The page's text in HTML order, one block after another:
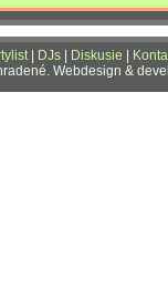
| DJs Diskusie
Webdesign &